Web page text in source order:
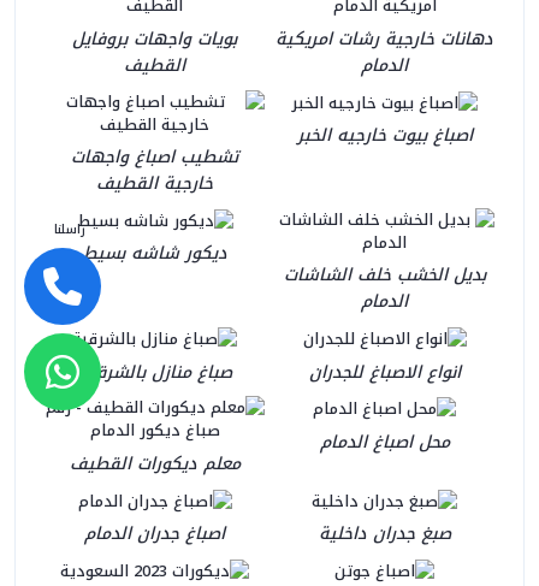
دهانات خارجية رشات امريكية
الدمام
بويات واجهات بروفايل
القطيف
اصباغ بيوت خارجيه الخبر
تشطيب اصباغ واجهات
خارجية القطيف
بديل الخشب خلف الشاشات
الدمام
ديكور شاشه بسيط
انواع الاصباغ للجدران صباغ منازل بالشرقية
محل اصباغ الدمام
معلم ديكورات القطيف
صبغ جدران داخلية اصباغ جدران الدمام
راسلنا